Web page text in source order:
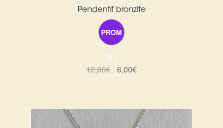
Pendentif bronzite
PROM
O !
12,00€ Le
12,00€.
6,00€Le
6,00€.